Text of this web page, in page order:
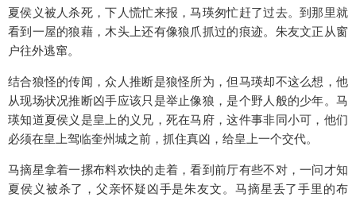
夏侯义被人杀死，下人慌忙来报，马瑛匆忙赶了过去。到那里就
看到一屋的狼藉，木头上还有像狼爪抓过的痕迹。朱友文正从窗
户往外逃窜。
结合狼怪的传闻，众人推断是狼怪所为，但马瑛却不这么想，他
从现场状况推断凶手应该只是举止像狼，是个野人般的少年。马
瑛知道夏侯义是皇上的义兄，死在马府，这件事非同小可，他们
必须在皇上驾临奎州城之前，抓住真凶，给皇上一个交代。
马摘星拿着一摞布料欢快的走着，看到前厅有些不对，一问才知
夏侯义被杀了，父亲怀疑凶手是朱友文。马摘星丢了手里的布